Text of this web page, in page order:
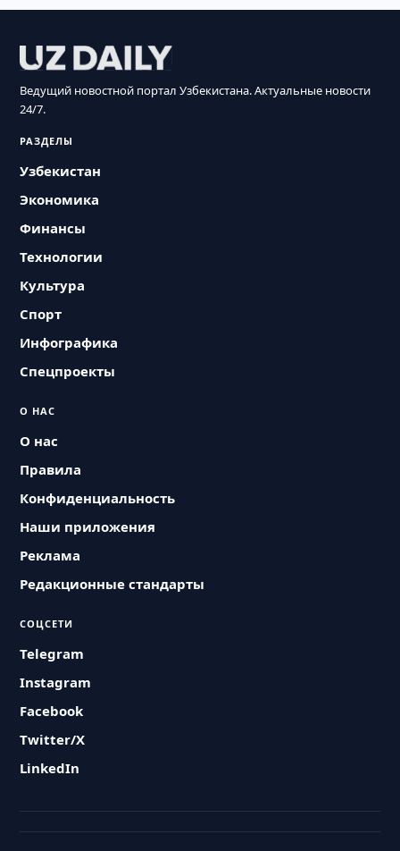
Ведущий новостной портал Узбекистана. Актуальные новости
24/7.
РАЗДЕЛЫ
Узбекистан
Экономика
Финансы
Технологии
Культура
Спорт
Инфографика
Спецпроекты
О НАС
О нас
Правила
Конфиденциальность
Наши приложения
Реклама
Редакционные стандарты
СОЦСЕТИ
Telegram
Instagram
Facebook
Twitter/X
LinkedIn